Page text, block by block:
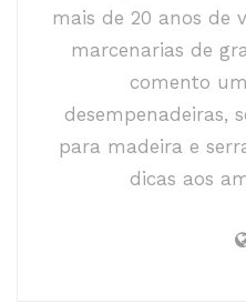
mais de 20 anos de
marcenarias de
comento
desempenadeiras,
para madeira e
dicas aos